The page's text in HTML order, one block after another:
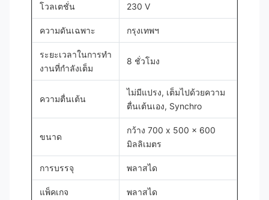
โวลเตชั่น 230 V
ความดันเฉพาะ กรุงเทพฯ
ระยะเวลาในการทํา
งานที่กําลังเต็ม
8 ชั่วโมง
ความตื่นเต้น
ไม่มีแปรง, เต็มไปด้วยความ
ตื่นเต้นเอง, Synchro
ขนาด
กว้าง 700 x 500 x 600
มิลลิเมตร
การบรรจุ พลาสได
แพ็คเกจ พลาสได